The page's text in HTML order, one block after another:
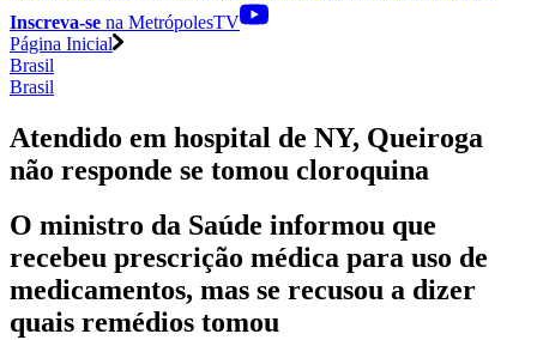
Inscreva-se na MetrópolesTV
Página Inicial
Brasil
Brasil
Atendido em hospital de NY, Queiroga
não responde se tomou cloroquina
O ministro da Saúde informou que
recebeu prescrição médica para uso de
medicamentos, mas se recusou a dizer
quais remédios tomou